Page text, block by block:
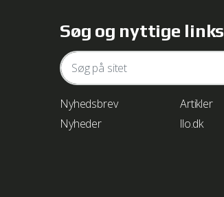
Søg og nyttige links
Nyhedsbrev
Artikler
Nyheder
llo.dk